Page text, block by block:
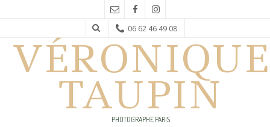
06 62 46 49 08
VÉRONIQUE
TAUPIN
PHOTOGRAPHE PARIS